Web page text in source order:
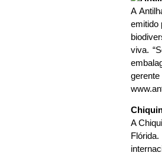
A
emitido
viva.
gerente
A